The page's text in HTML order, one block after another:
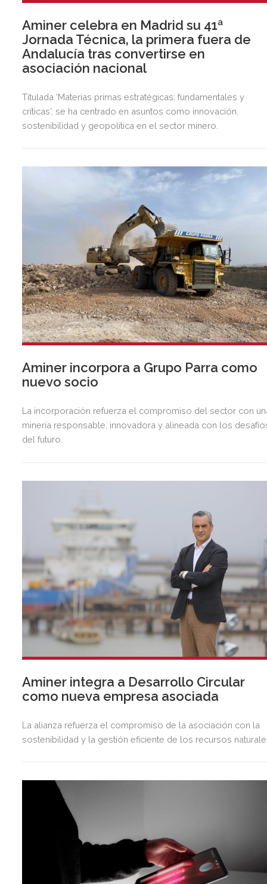
Aminer celebra en Madrid su 41ª
Jornada Técnica, la primera fuera de
Andalucía tras convertirse en
asociación nacional
Titulada ‘Materias primas estratégicas: fundamentales y
críticas', se ha centrado en asuntos como innovación,
sostenibilidad y geopolítica en el sector minero.
Aminer incorpora a Grupo Parra como
nuevo socio
La incorporación refuerza el compromiso del sector con
minería responsable, innovadora y alineada con los
del futuro.
Aminer integra a Desarrollo Circular
como nueva empresa asociada
La alianza refuerza el compromiso de la asociación con la
sostenibilidad y la gestión eficiente de los recursos